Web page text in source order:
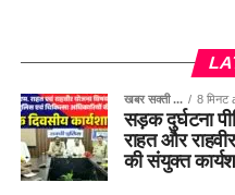
खबर सक्ती ... 8 मिनट
सड़क दुर्घटना
राहत और
की संयुक्त